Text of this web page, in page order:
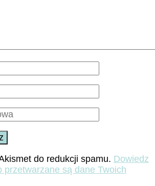
do redukcji spamu. Dowiedz
przetwarzane są dane Twoich